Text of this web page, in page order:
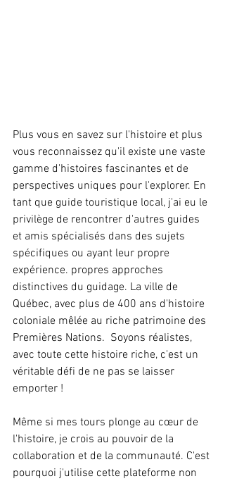
Plus vous en savez sur l'histoire et plus
vous reconnaissez qu'il existe une vaste
gamme d'histoires fascinantes et de
perspectives uniques pour l'explorer. En
tant que guide touristique local, j'ai eu le
privilège de rencontrer d'autres guides
et amis spécialisés dans des sujets
spécifiques ou ayant leur propre
expérience. propres approches
distinctives du guidage. La ville de
Québec, avec plus de 400 ans d'histoire
coloniale mêlée au riche patrimoine des
Premières Nations.  Soyons réalistes,
avec toute cette histoire riche, c'est un
véritable défi de ne pas se laisser
emporter !
Même si mes tours plonge au cœur de
l'histoire, je crois au pouvoir de la
collaboration et de la communauté. C'est
pourquoi j'utilise cette plateforme non